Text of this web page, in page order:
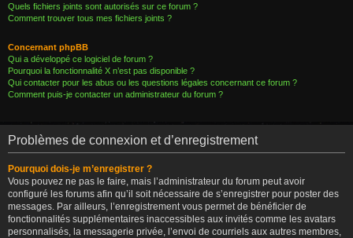
Quels fichiers joints sont autorisés sur ce forum ?
Comment trouver tous mes fichiers joints ?
Concernant phpBB
Qui a développé ce logiciel de forum ?
Pourquoi la fonctionnalité X n’est pas disponible ?
Qui contacter pour les abus ou les questions légales concernant ce forum ?
Comment puis-je contacter un administrateur du forum ?
Problèmes de connexion et d’enregistrement
Pourquoi dois-je m’enregistrer ?
Vous pouvez ne pas le faire, mais l’administrateur du forum peut avoir
configuré les forums afin qu’il soit nécessaire de s’enregistrer pour poster des
messages. Par ailleurs, l’enregistrement vous permet de bénéficier de
fonctionnalités supplémentaires inaccessibles aux invités comme les avatars
personnalisés, la messagerie privée, l’envoi de courriels aux autres membres,